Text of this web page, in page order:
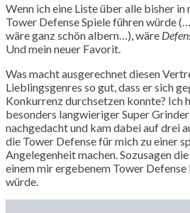
Wenn ich eine Liste über alle bisher
Tower Defense Spiele führen würde
wäre ganz schön albern…), wäre
Und mein neuer Favorit.
Was macht ausgerechnet diesen
Lieblingsgenres so gut, dass er sich
Konkurrenz durchsetzen konnte? Ich
besonders langwieriger Super
nachgedacht und kam dabei auf drei
die Tower Defense für mich zu einer
Angelegenheit machen. Sozusagen
einem mir ergebenem Tower Defense
würde.